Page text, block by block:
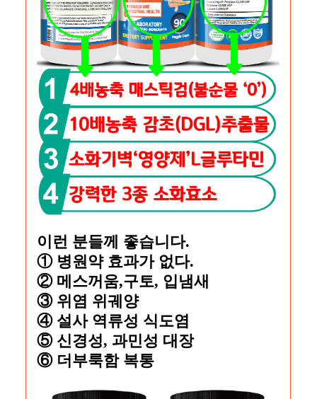
이런 분들께 좋습니다.
① 병원약 효과가 없다.
② 메스꺼움,구토, 입냄새
③ 위염 위궤양
④ 설사 역류성 식도염
⑤ 신경성, 과민성 대장
⑥ 더부룩함 복통